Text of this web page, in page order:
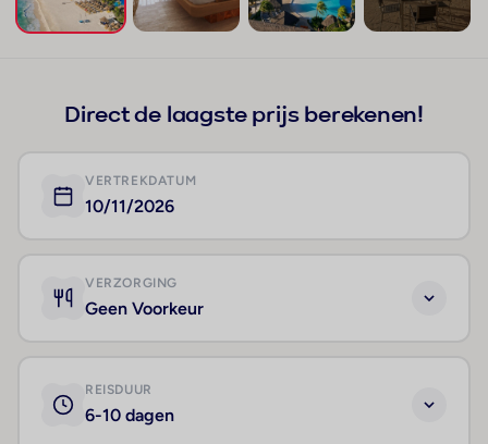
Direct de laagste prijs berekenen!
VERTREKDATUM
10/11/2026
VERZORGING
Geen Voorkeur
REISDUUR
6-10 dagen